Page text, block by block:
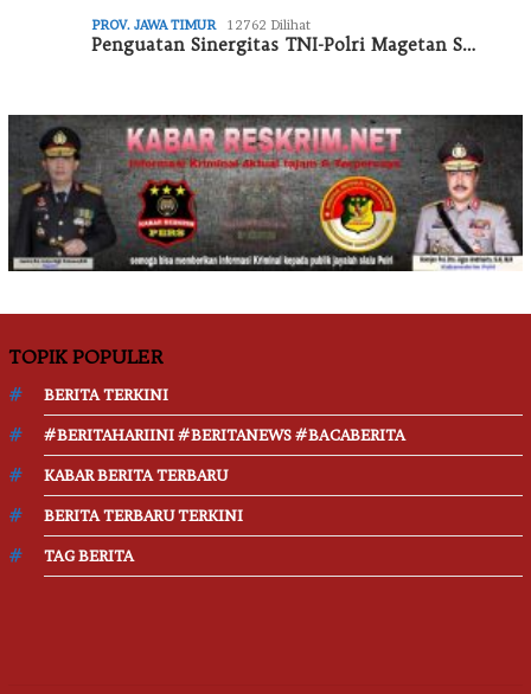
PROV. JAWA TIMUR 12762 Dilihat
Penguatan Sinergitas TNI-Polri Magetan S…
TOPIK POPULER
BERITA TERKINI
#BERITAHARIINI #BERITANEWS #BACABERITA
KABAR BERITA TERBARU
BERITA TERBARU TERKINI
TAG BERITA